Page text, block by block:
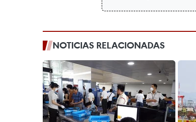
NOTICIAS RELACIONADAS